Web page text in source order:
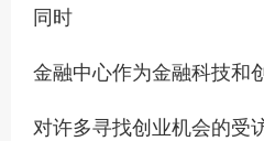
同时
金融中心作为金融科技和
对许多寻找创业机会的受